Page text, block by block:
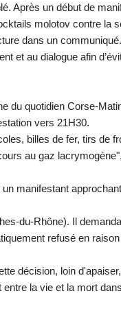
Après un début de
molotov contre la
dans un communiqué.
et au dialogue afin
du quotidien Corse-
vers 21H30.
billes de fer, tirs de
au gaz
manifestant
du-Rhône). Il
refusé en
décision, loin
la vie et la mort